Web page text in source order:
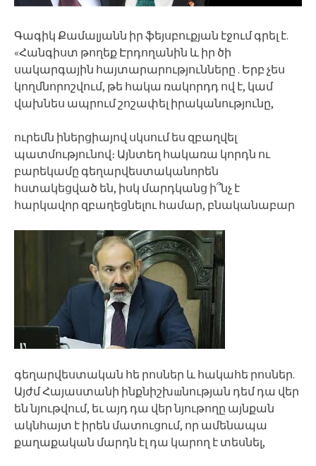
Գագիկ Քամալյանն իր ֆեյսբուքյան էջում գրել է.
«Հանգիստ թողեք Էրդողանին և իր ծի
սակարգային հայտարարությունները . Երբ չես
կողմնորոշվում, թե հակա ռակորդդ ով է, կամ
վախնես ապրում շոշափել իրականությունը,
ուրեմն իներցիայով սկսում ես զբաղվել
պատմությունով։ Այնտեղ հակառա կորդն ու
բարեկամը գեղարվեստականորեն
հստակեցված են, իսկ մարդկանց ի՞նչ է
հարկավոր զբաղեցնելու համար, բնականաբար
գեղարվեստական հե րոսներ և հակահե րոսներ.
Այժմ Հայաստանի ինքնիշխшնության դեմ դա վեր
են նյութվում, եւ այդ դա վեր նյութողը այնքան
ակնհայտ է իրեն մատուցում, որ ամենապա
քաղաքական մարդն էլ դա կարող է տեսնել,